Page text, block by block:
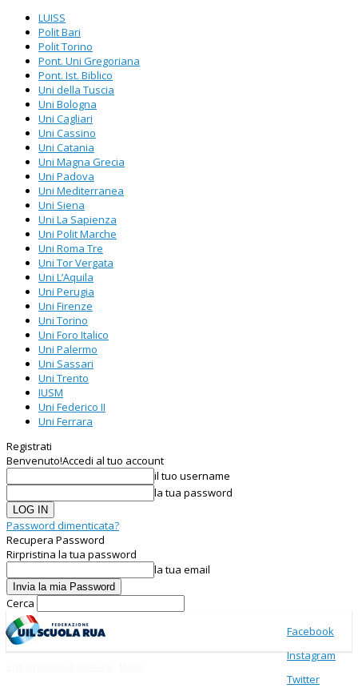
LUISS
Polit Bari
Polit Torino
Pont. Uni Gregoriana
Pont. Ist. Biblico
Uni della Tuscia
Uni Bologna
Uni Cagliari
Uni Cassino
Uni Catania
Uni Magna Grecia
Uni Padova
Uni Mediterranea
Uni Siena
Uni La Sapienza
Uni Polit Marche
Uni Roma Tre
Uni Tor Vergata
Uni L’Aquila
Uni Perugia
Uni Firenze
Uni Torino
Uni Foro Italico
Uni Palermo
Uni Sassari
Uni Trento
IUSM
Uni Federico II
Uni Ferrara
Registrati
Benvenuto!Accedi al tuo account
il tuo username
la tua password
Password dimenticata?
Recupera Password
Rirpristina la tua password
la tua email
Cerca
Facebook
Instagram
Twitter